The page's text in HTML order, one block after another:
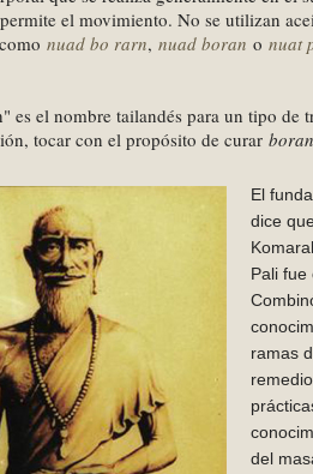
el movimiento. No se utilizan
nuad bo rarn,nuad boran onuat
es el nombre tailandés para un tipo de
tocar con el propósito de curarboran
El
dice
Pali fue
ramas
del